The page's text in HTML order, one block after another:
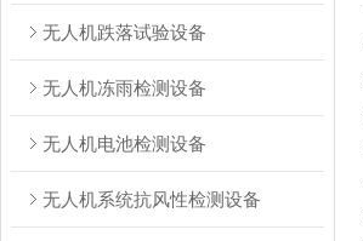
无人机跌落试验设备
无人机冻雨检测设备
无人机电池检测设备
无人机系统抗风性检测设备